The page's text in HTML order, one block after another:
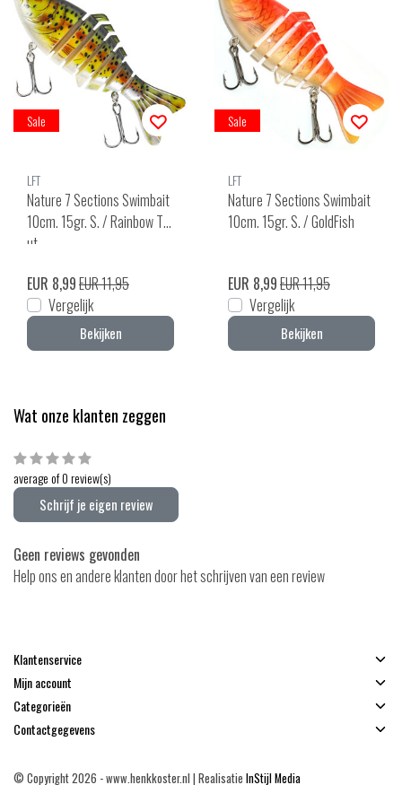
Sale
LFT
Nature 7 Sections Swimbait
10cm. 15gr. S. / Rainbow Tro
ut
EUR 8,99EUR 11,95
Vergelijk
Bekijken
Sale
LFT
Nature 7 Sections Swimbait
10cm. 15gr. S. / GoldFish
EUR 8,99EUR 11,95
Vergelijk
Bekijken
Wat onze klanten zeggen
average of 0 review(s)
Schrijf je eigen review
Geen reviews gevonden
Help ons en andere klanten door het schrijven van een review
Klantenservice
Mijn account
Categorieën
Contactgegevens
© Copyright 2026 - www.henkkoster.nl | Realisatie InStijl Media